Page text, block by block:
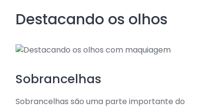
Destacando os olhos
Sobrancelhas
Sobrancelhas são uma parte importante do